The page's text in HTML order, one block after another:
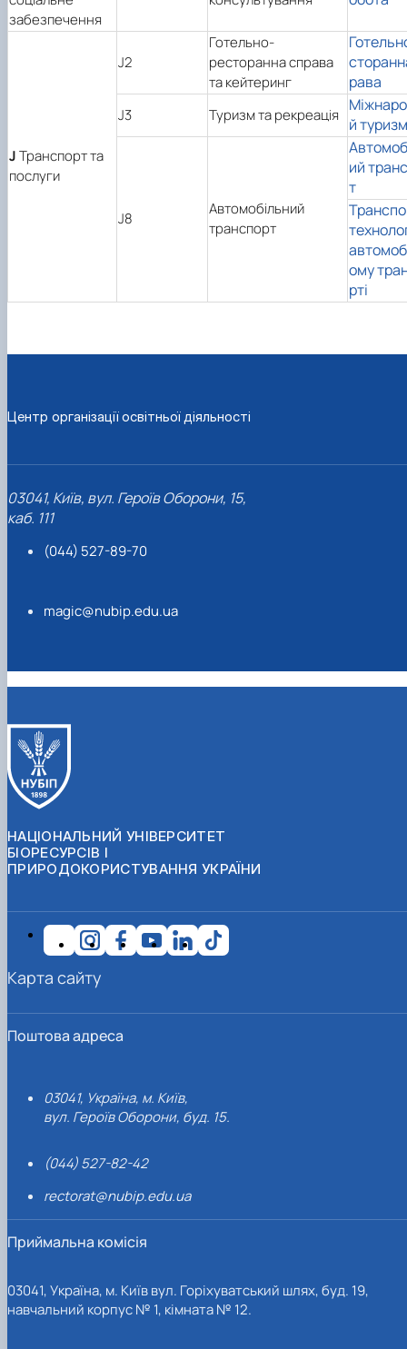
забезпечення
JТранспорт та
послуги
J2
Готельно-
ресторанна справа
та кейтеринг
рава
J3 Туризм та рекреація
й туризм
J8
Автомобільний
транспорт
ий
т
ому
рті
Центр організації освітньої діяльності
03041, Київ, вул. Героїв Оборони, 15,
каб. 111
(044) 527-89-70
magic@nubip.edu.ua
НАЦІОНАЛЬНИЙ УНІВЕРСИТЕТ
БІОРЕСУРСІВ І
ПРИРОДОКОРИСТУВАННЯ УКРАЇНИ
Поштова адреса
03041, Україна, м. Київ,
вул. Героїв Оборони, буд. 15.
(044) 527-82-42
rectorat@nubip.edu.ua
Приймальна комісія
03041, Україна, м. Київ вул. Горіхуватський шлях, буд. 19,
навчальний корпус № 1, кімната № 12.
Карта сайту